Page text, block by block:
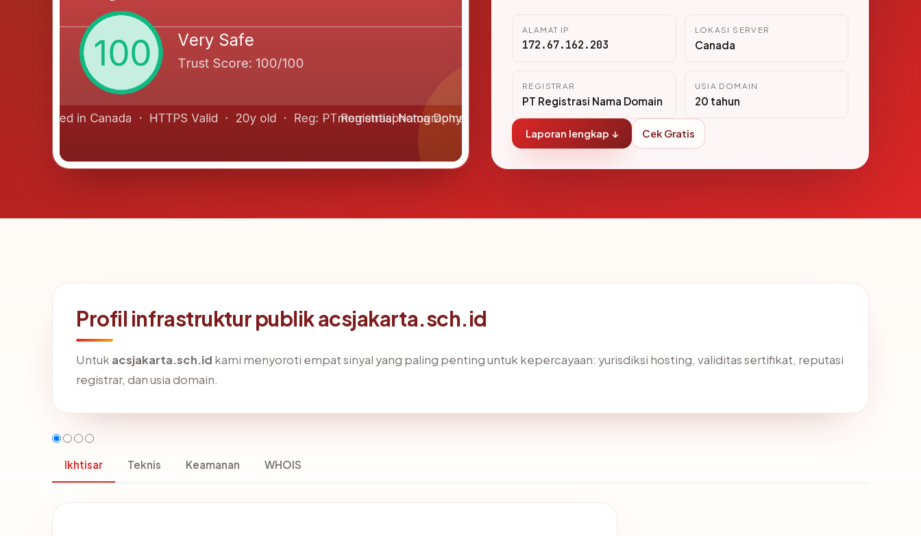
ALAMAT IP
172.67.162.203
LOKASI SERVER
Canada
REGISTRAR
PT Registrasi Nama Domain
USIA DOMAIN
20 tahun
Laporan lengkap ↓ Cek Gratis
Profil infrastruktur publik acsjakarta.sch.id
Untuk acsjakarta.sch.id kami menyoroti empat sinyal yang paling penting untuk kepercayaan: yurisdiksi hosting, validitas sertifikat, reputasi
registrar, dan usia domain.
Ikhtisar Teknis Keamanan WHOIS